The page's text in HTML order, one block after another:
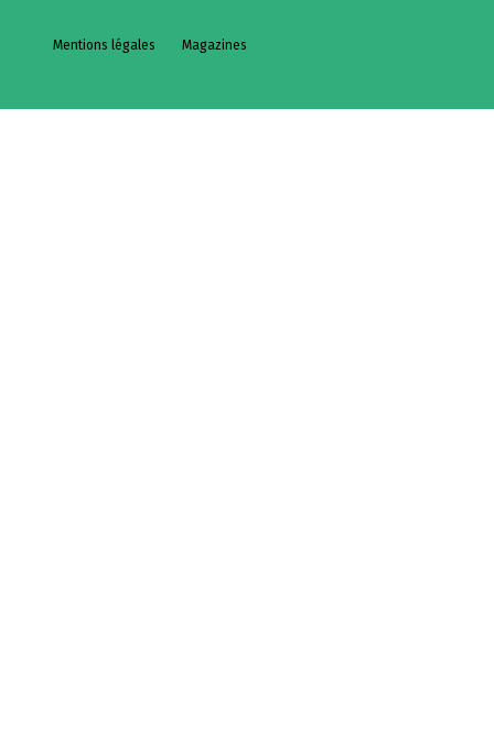
Mentions légales Magazines